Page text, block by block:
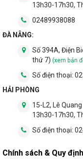
Đèn led bulb tròn
trường. Chúng rất phổ
13h30-17h30,
02489938088
ĐÀ NẴNG:
Số 394A, Điện
thứ 7) (xem bản
Số điện thoại:
HẢI PHÒNG
15-L2, Lê
13h30-17h30,
Số điện thoại:
Chính sách & Quy định